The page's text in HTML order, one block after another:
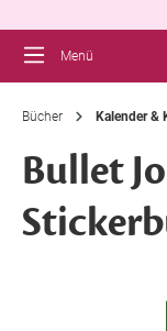
Menü
Bücher Kalender &
Bullet